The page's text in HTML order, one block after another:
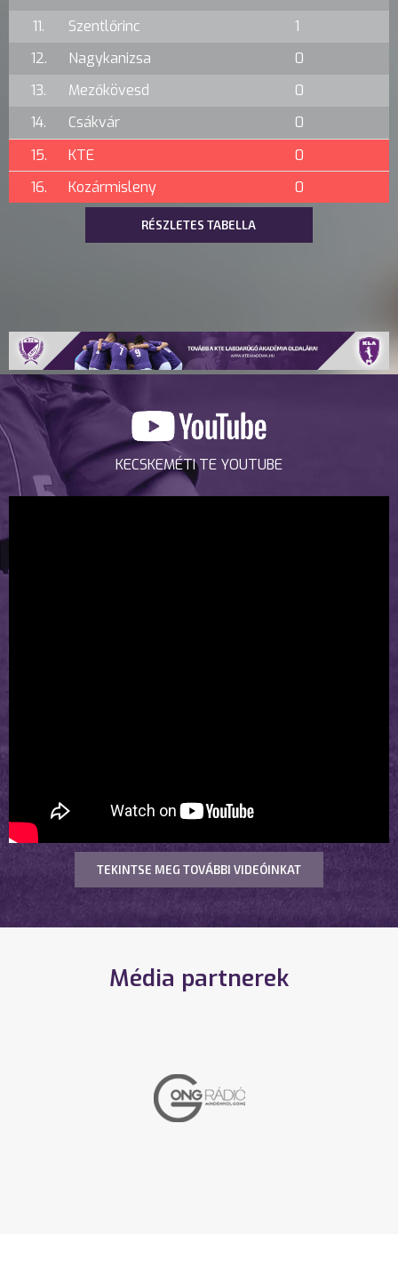
11.
Szentlőrinc
1
12.
Nagykanizsa
0
13.
Mezőkövesd
0
14.
Csákvár
0
15.
KTE
0
16.
Kozármisleny 0
RÉSZLETES TABELLA
KECSKEMÉTI TE YOUTUBE
TEKINTSE MEG TOVÁBBI VIDEÓINKAT
Média partnerek